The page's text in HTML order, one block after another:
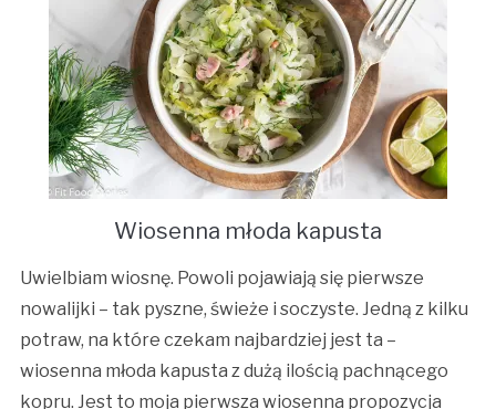
Wiosenna młoda kapusta
Uwielbiam wiosnę. Powoli pojawiają się pierwsze
nowalijki – tak pyszne, świeże i soczyste. Jedną z kilku
potraw, na które czekam najbardziej jest ta –
wiosenna młoda kapusta z dużą ilością pachnącego
kopru. Jest to moja pierwsza wiosenna propozycja